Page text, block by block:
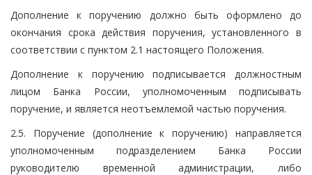
Дополнение к поручению должно быть оформлено до
окончания срока действия поручения, установленного в
соответствии с пунктом 2.1 настоящего Положения.
Дополнение к поручению подписывается должностным
лицом Банка России, уполномоченным подписывать
поручение, и является неотъемлемой частью поручения.
2.5. Поручение (дополнение к поручению) направляется
уполномоченным подразделением Банка России
руководителю временной администрации, либо